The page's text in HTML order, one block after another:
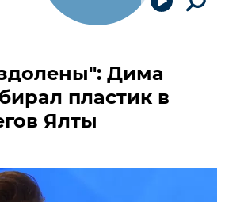
Дима
пластик в
Ялты